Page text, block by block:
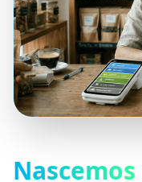
Nascemos